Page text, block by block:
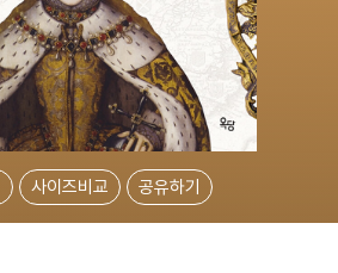
사이즈비교 공유하기